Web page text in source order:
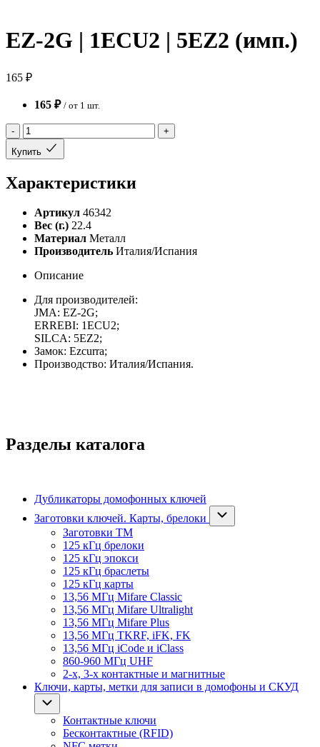
EZ-2G | 1ECU2 | 5EZ2 (имп.)
165 ₽
165 ₽ / от 1 шт.
-
+
Купить
Характеристики
Артикул 46342
Вес (г.) 22.4
Материал Металл
Производитель Италия/Испания
Описание
Для производителей:
JMA: EZ-2G;
ERREBI: 1ECU2;
SILCA: 5EZ2;
Замок: Ezcurra;
Производство: Италия/Испания.
Разделы каталога
Дубликаторы домофонных ключей
Заготовки ключей. Карты, брелоки
Заготовки ТМ
125 кГц брелоки
125 кГц эпокси
125 кГц браслеты
125 кГц карты
13,56 МГц Mifare Classic
13,56 МГц Mifare Ultralight
13,56 МГц Mifare Plus
13,56 МГц TKRF, iFK, FK
13,56 МГц iCode и iClass
860-960 МГц UHF
2-х, 3-х контактные и магнитные
Ключи, карты, метки для записи в домофоны и СКУД
Контактные ключи
Бесконтактные (RFID)